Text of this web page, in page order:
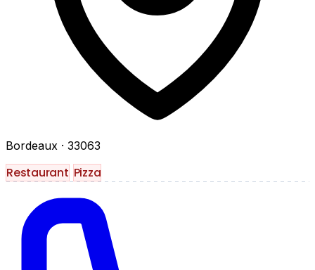
Bordeaux · 33063
Restaurant Pizza